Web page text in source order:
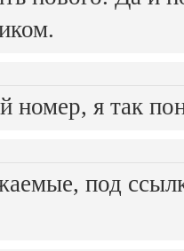
номер, я так
под